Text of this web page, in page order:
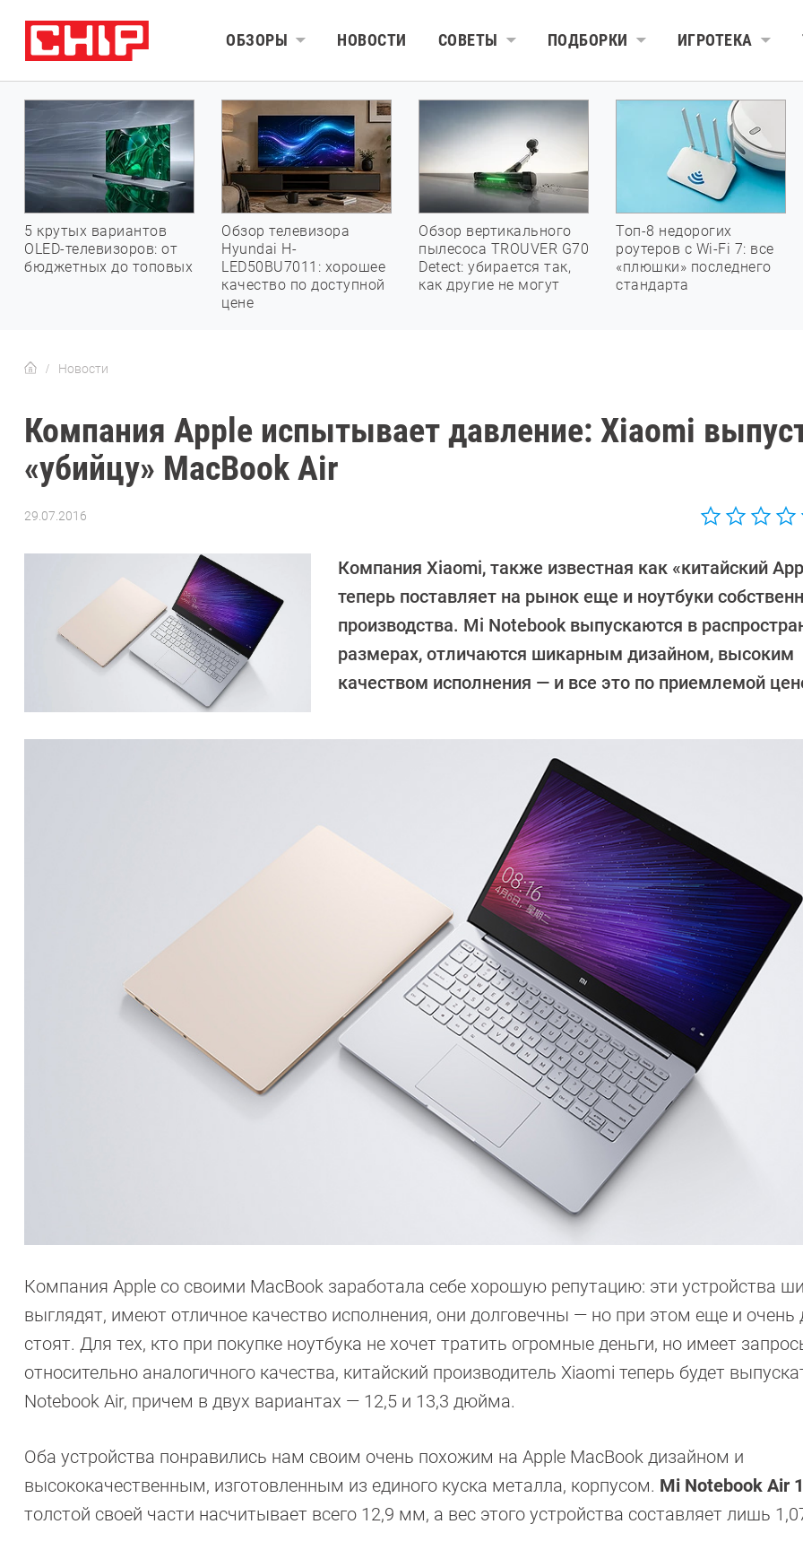
ОБЗОРЫ НОВОСТИ СОВЕТЫ ПОДБОРКИ ИГРОТЕКА
5 крутых вариантов
OLED-телевизоров: от
бюджетных до топовых
Обзор телевизора
Hyundai H-
LED50BU7011: хорошее
качество по доступной
цене
Обзор вертикального
пылесоса TROUVER G70
Detect: убирается так,
как другие не могут
Топ-8 недорогих
роутеров с Wi-Fi 7: все
«плюшки» последнего
стандарта
Новости
Компания Apple испытывает давление: Xiaomi
«убийцу» MacBook Air
29.07.2016
Компания Xiaomi, также известная как «китайский
теперь поставляет на рынок еще и ноутбуки
производства. Mi Notebook выпускаются в
размерах, отличаются шикарным дизайном, высоким
качеством исполнения — и все это по приемлемой
Компания Apple со своими MacBook заработала себе хорошую репутацию: эти устройства
выглядят, имеют отличное качество исполнения, они долговечны — но при этом еще и очень
стоят. Для тех, кто при покупке ноутбука не хочет тратить огромные деньги, но имеет
относительно аналогичного качества, китайский производитель Xiaomi теперь будет
Notebook Air, причем в двух вариантах — 12,5 и 13,3 дюйма.
Оба устройства понравились нам своим очень похожим на Apple MacBook дизайном и
высококачественным, изготовленным из единого куска металла, корпусом. Mi Notebook Air
толстой своей части насчитывает всего 12,9 мм, а вес этого устройства составляет лишь